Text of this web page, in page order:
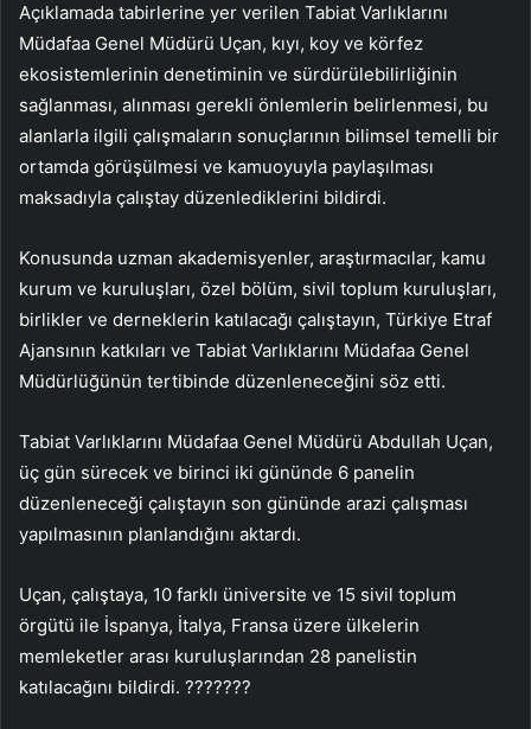
Açıklamada tabirlerine yer verilen Tabiat Varlıklarını
Müdafaa Genel Müdürü Uçan, kıyı, koy ve körfez
ekosistemlerinin denetiminin ve sürdürülebilirliğinin
sağlanması, alınması gerekli önlemlerin belirlenmesi, bu
alanlarla ilgili çalışmaların sonuçlarının bilimsel temelli bir
ortamda görüşülmesi ve kamuoyuyla paylaşılması
maksadıyla çalıştay düzenlediklerini bildirdi.
Konusunda uzman akademisyenler, araştırmacılar, kamu
kurum ve kuruluşları, özel bölüm, sivil toplum kuruluşları,
birlikler ve derneklerin katılacağı çalıştayın, Türkiye Etraf
Ajansının katkıları ve Tabiat Varlıklarını Müdafaa Genel
Müdürlüğünün tertibinde düzenleneceğini söz etti.
Tabiat Varlıklarını Müdafaa Genel Müdürü Abdullah Uçan,
üç gün sürecek ve birinci iki gününde 6 panelin
düzenleneceği çalıştayın son gününde arazi çalışması
yapılmasının planlandığını aktardı.
Uçan, çalıştaya, 10 farklı üniversite ve 15 sivil toplum
örgütü ile İspanya, İtalya, Fransa üzere ülkelerin
memleketler arası kuruluşlarından 28 panelistin
katılacağını bildirdi. ???????